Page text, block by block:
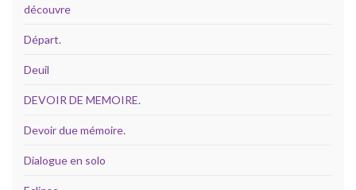
découvre
Départ.
Deuil
DEVOIR DE MEMOIRE.
Devoir due mémoire.
Dialogue en solo